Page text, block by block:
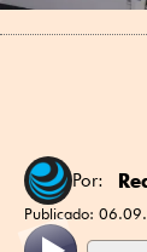
Por:
Publicado: